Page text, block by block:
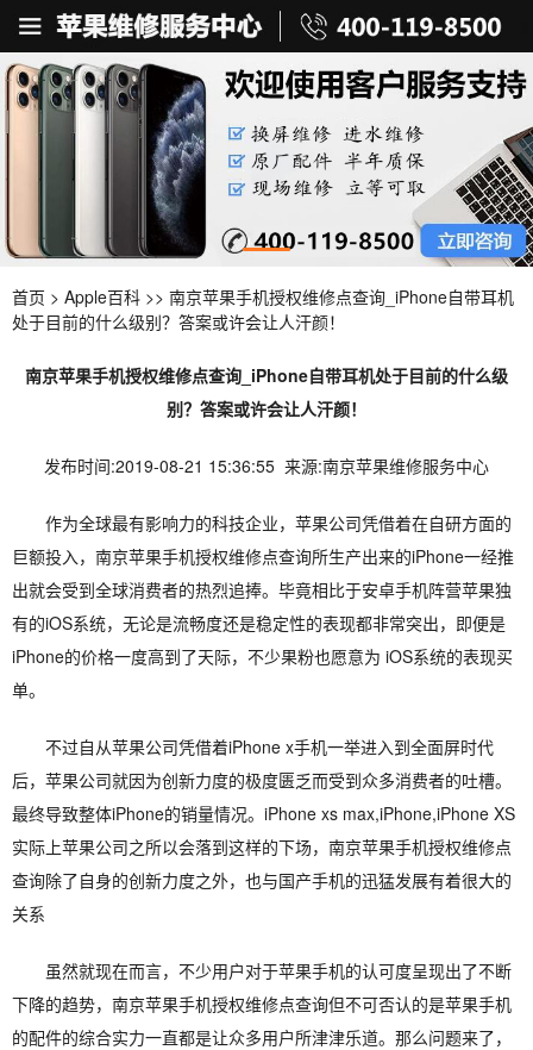
首页 > Apple百科 >> 南京苹果手机授权维修点查询_iPhone自带耳机
处于目前的什么级别？答案或许会让人汗颜！
南京苹果手机授权维修点查询_iPhone自带耳机处于目前的什么级
别？答案或许会让人汗颜！
发布时间:2019-08-21 15:36:55 来源:南京苹果维修服务中心
作为全球最有影响力的科技企业，苹果公司凭借着在自研方面的
巨额投入，南京苹果手机授权维修点查询所生产出来的iPhone一经推
出就会受到全球消费者的热烈追捧。毕竟相比于安卓手机阵营苹果独
有的iOS系统，无论是流畅度还是稳定性的表现都非常突出，即便是
iPhone的价格一度高到了天际，不少果粉也愿意为 iOS系统的表现买
单。
不过自从苹果公司凭借着iPhone x手机一举进入到全面屏时代
后，苹果公司就因为创新力度的极度匮乏而受到众多消费者的吐槽。
最终导致整体iPhone的销量情况。iPhone xs max,iPhone,iPhone XS
实际上苹果公司之所以会落到这样的下场，南京苹果手机授权维修点
查询除了自身的创新力度之外，也与国产手机的迅猛发展有着很大的
关系
虽然就现在而言，不少用户对于苹果手机的认可度呈现出了不断
下降的趋势，南京苹果手机授权维修点查询但不可否认的是苹果手机
的配件的综合实力一直都是让众多用户所津津乐道。那么问题来了，